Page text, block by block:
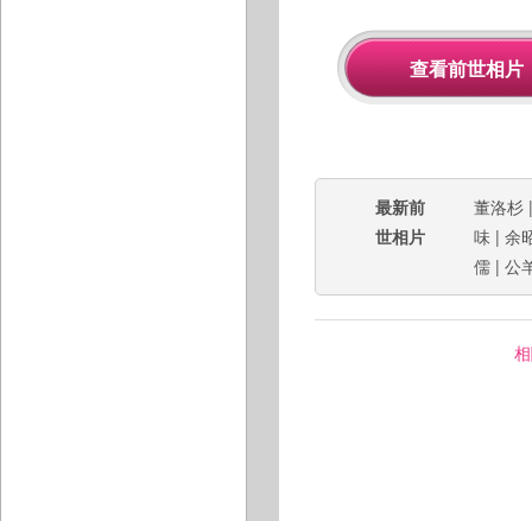
最新前
世相片
董洛杉
味 | 余
儒 | 公